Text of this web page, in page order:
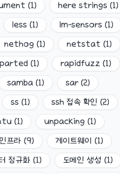
(1) here strings (1)
less (1) lm-sensors (1)
nethog (1) netstat (1)
parted (1) rapidfuzz (1)
samba (1) sar(2)
ss (1) ssh 접속 확인 (2)
(1) unpacking (1)
프라 (9) 게이트웨이 (1)
정규화 (1) 도메인 생성 (1)